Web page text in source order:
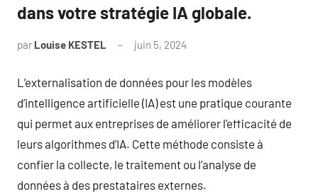
dans votre stratégie IA globale.
par Louise KESTEL juin 5, 2024
L’externalisation de données pour les modèles
d’intelligence artificielle (IA) est une pratique courante
qui permet aux entreprises de améliorer l’efficacité de
leurs algorithmes d’IA. Cette méthode consiste à
confier la collecte, le traitement ou l’analyse de
données à des prestataires externes.